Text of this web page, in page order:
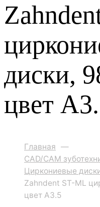
диски,
цвет
Главная —
CAD/CAM
Циркониевые
Zahndent ST-ML
цвет A3.5